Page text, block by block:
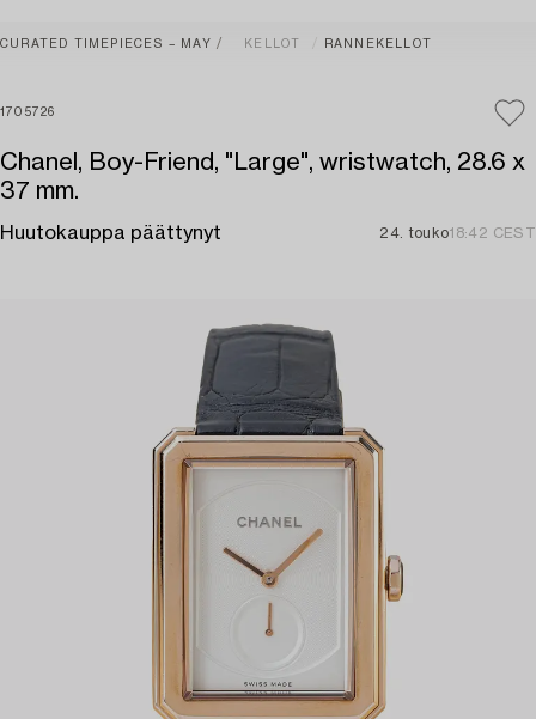
CURATED TIMEPIECES – MAY KELLOT RANNEKELLOT
1705726
Chanel, Boy-Friend, "Large", wristwatch, 28.6 x
37 mm.
Huutokauppa päättynyt 24. touko18:42 CEST